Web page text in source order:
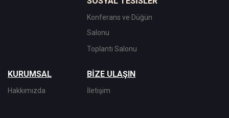
Konferans ve Düğün
Salonu
Toplantı Salonu
KURUMSAL
Hakkımızda
BİZE ULAŞIN
İletişim